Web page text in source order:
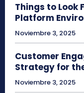
Things to Look
Platform
Noviembre 3, 2025
Customer
Strategy for
Noviembre 3, 2025